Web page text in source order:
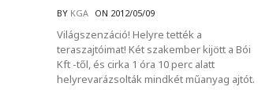
BY KGA ON 2012/05/09
Világszenzáció! Helyre tették a
teraszajtóimat! Két szakember kijött a Bói
Kft -től, és cirka 1 óra 10 perc alatt
helyrevarázsolták mindkét műanyag ajtót.